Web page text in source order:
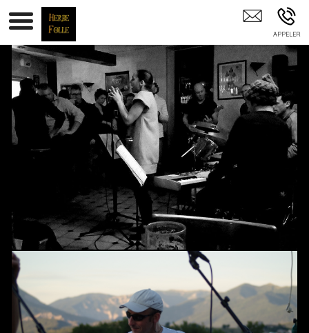
HERBE FOLLE - Compagnie Générale Des Herbes Folles Gap Briançon